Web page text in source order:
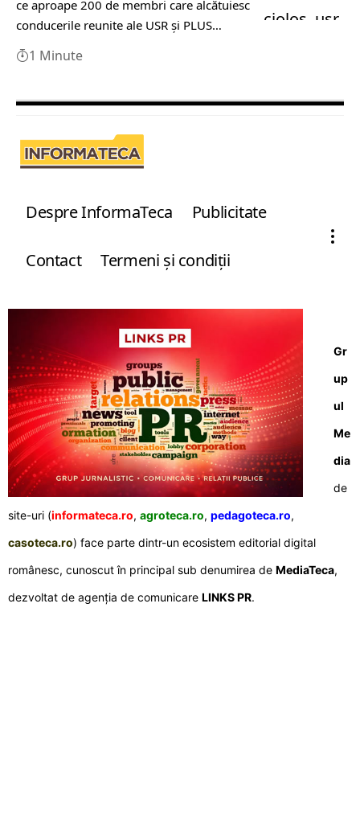
ce aproape 200 de membri care alcătuiesc
conducerile reunite ale USR şi PLUS…
1 Minute
Despre InformaTeca Publicitate
Contact Termeni şi condiţii
Gr
up
ul
Me
dia
de
site-uri (informateca.ro, agroteca.ro, pedagoteca.ro,
casoteca.ro) face parte dintr-un ecosistem editorial digital
românesc, cunoscut în principal sub denumirea de MediaTeca,
dezvoltat de agenția de comunicare LINKS PR.